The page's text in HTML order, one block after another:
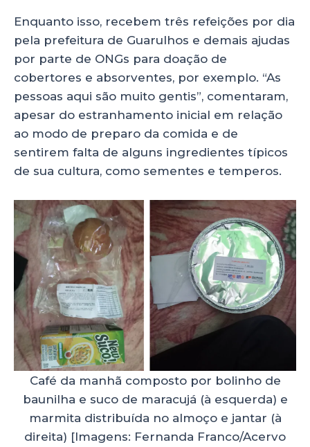
Enquanto isso, recebem três refeições por dia
pela prefeitura de Guarulhos e demais ajudas
por parte de ONGs para doação de
cobertores e absorventes, por exemplo. “As
pessoas aqui são muito gentis”, comentaram,
apesar do estranhamento inicial em relação
ao modo de preparo da comida e de
sentirem falta de alguns ingredientes típicos
de sua cultura, como sementes e temperos.
Café da manhã composto por bolinho de
baunilha e suco de maracujá (à esquerda) e
marmita distribuída no almoço e jantar (à
direita) [Imagens: Fernanda Franco/Acervo